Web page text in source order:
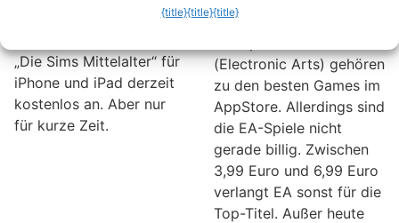
beeilen. Denn Hersteller
„Die Sims Mittelalter“ für
iPhone und iPad derzeit
kostenlos an. Aber nur
für kurze Zeit.
für kurze Zeit
(Electronic Arts) gehören
zu den besten Games im
AppStore. Allerdings sind
die EA-Spiele nicht
gerade billig. Zwischen
3,99 Euro und 6,99 Euro
verlangt EA sonst für die
Top-Titel. Außer heute
{title}{title}{title}